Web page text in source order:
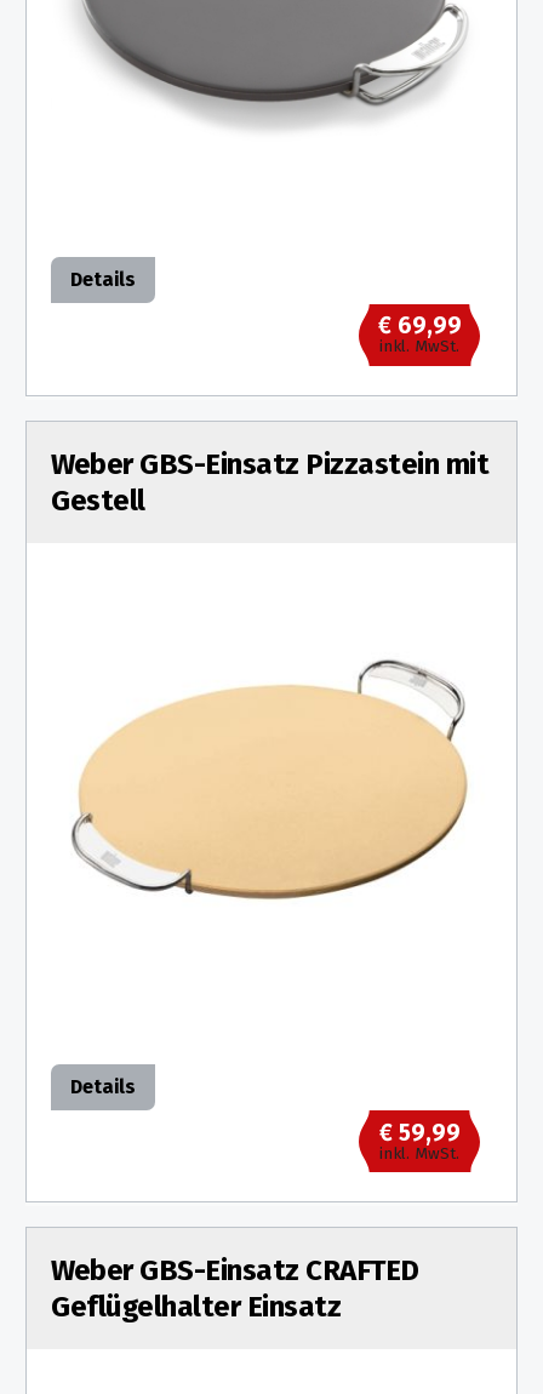
Details
€ 69,99
inkl. MwSt.
Weber GBS-Einsatz Pizzastein mit
Gestell
Details
€ 59,99
inkl. MwSt.
Weber GBS-Einsatz CRAFTED
Geflügelhalter Einsatz